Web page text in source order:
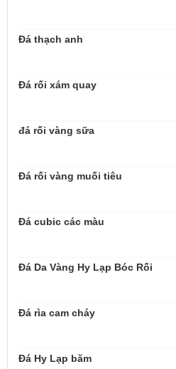
Đá thạch anh
Đá rối xám quay
đá rối vàng sữa
Đá rối vàng muối tiêu
Đá cubic các màu
Đá Da Vàng Hy Lạp Bóc Rối
Đá rìa cam cháy
Đá Hy Lạp băm